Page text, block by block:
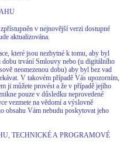
v nejnovější verzi dostupné
aktualizována.
které jsou nezbytné k tomu, aby byl
dobu trvání Smlouvy nebo (u digitálního
neomezenou dobu) aby byl bez vad
V takovém případě Vás upozorním,
ji můžete provést a že v případě jejího
pouze v důsledku neprovedené
vezmete na vědomí a výslovně
obsahu Vám nebudu poskytovat jeho
TECHNICKÉ A PROGRAMOVÉ